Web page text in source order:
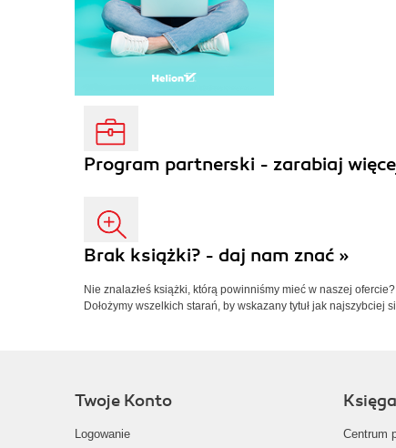
Program partnerski - zarabiaj
Brak książki? - daj nam znać »
Nie znalazłeś książki, którą powinniśmy mieć w naszej
Dołożymy wszelkich starań, by wskazany tytuł jak najszybciej
Twoje Konto
Logowanie
Centrum